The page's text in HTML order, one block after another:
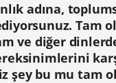
adına,
Tam
ve diğer
şey bu mu tam